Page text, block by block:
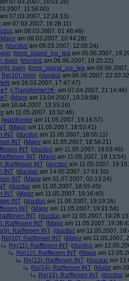
am 07.03.2007, 10:01:28)
11:56:00)
am 07.03.2007, 12:24:13)
am 07.03.2007, 16:28:11)
am 08.03.2007, 01:48:46)
Major am 08.03.2007, 10:44:28)
(ducduc am 08.03.2007, 12:08:24)
( long_island_ice_tea am 05.06.2007,
bwin (ducduc am 06.06.2007, 18:25:22)
bwin ( long_island_ice_tea am
Re(10): bwin (ducduc am 06.06.2007,
am 26.03.2007, 17:47:47)
(-Transformer2K- am 07.04.2007, 21:14:46)
(Major am 13.04.2007, 19:19:58)
am 10.04.2007, 13:55:16)
am 11.05.2007, 10:32:46)
(wasikonier am 11.05.2007, 15:16:57)
(Major am 11.05.2007, 18:53:41)
INT (ducduc am 11.05.2007, 18:55:11)
INT (Major am 11.05.2007, 18:58:21)
INT (ducduc am 11.05.2007, 19:03:46)
INT (Major am 11.05.2007, 19:13:54)
Raiffeisen INT (ducduc am 11.05.2007,
INT (ducduc am 14.05.2007, 17:01:10)
INT (Major am 31.07.2007, 02:13:24)
(ducduc am 11.05.2007, 18:55:45)
INT (Major am 11.05.2007, 19:16:40)
INT (ducduc am 11.05.2007, 19:19:26)
INT (Major am 11.05.2007, 19:21:58)
INT (ducduc am 11.05.2007,
Raiffeisen INT (Major am 11.05.2007,
Raiffeisen INT (ducduc am 11.05.2007,
Re(10): Raiffeisen INT (Major am 11.05.2007,
Re(11): Raiffeisen INT (ducduc am
Re(12): Raiffeisen INT (Major am
Re(13): Raiffeisen INT (ducduc am
Re(14): Raiffeisen INT (Major am
Re(15): Raiffeisen INT (ducduc